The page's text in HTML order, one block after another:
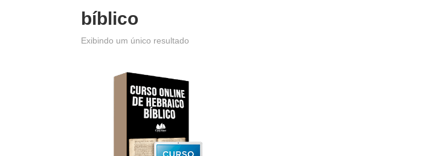
bíblico
Exibindo um único resultado